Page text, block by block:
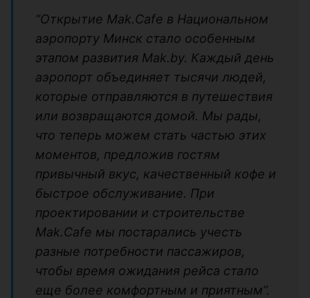
“Открытие Mak.Cafe в Национальном
аэропорту Минск стало особенным
этапом развития Mak.by. Каждый день
аэропорт объединяет тысячи людей,
которые отправляются в путешествия
или возвращаются домой. Мы рады,
что теперь можем стать частью этих
моментов, предложив гостям
привычный вкус, качественный кофе и
быстрое обслуживание. При
проектировании и строительстве
Mak.Cafe мы постарались учесть
разные потребности пассажиров,
чтобы время ожидания рейса стало
еще более комфортным и приятным”.